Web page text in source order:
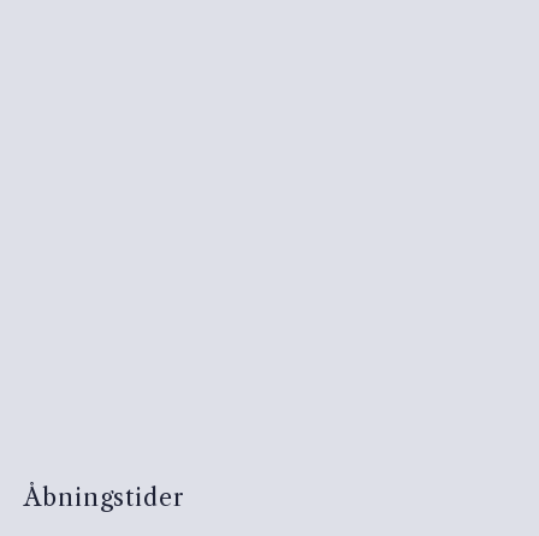
Åbningstider